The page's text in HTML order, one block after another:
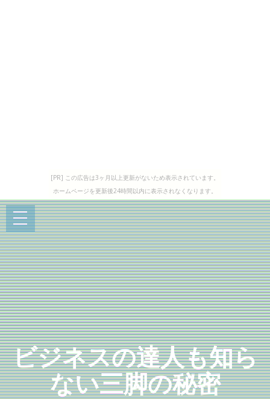
[PR] この広告は3ヶ月以上更新がないため表示されています。
ホームページを更新後24時間以内に表示されなくなります。
ビジネスの達人も知ら
ない三脚の秘密